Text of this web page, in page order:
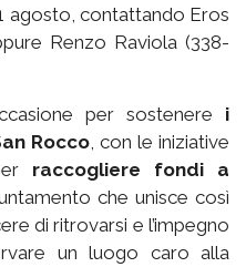
agosto, contattando Eros
Renzo Raviola (338-
per sostenere i
Rocco , con le iniziative
raccogliere fondi a
che unisce così
di ritrovarsi e l’impegno
un luogo caro alla